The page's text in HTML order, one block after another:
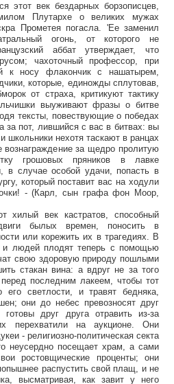
этот век бездарных борзописцев,
Плутархе о великих мужах
Прометея погасла. 'Ее заменил
огонь, от которого не
аббат утверждает, что
чахоточный профессор, при
к носу флакончик с нашатырем,
которые, единожды сплутовав,
от страха, критикуют тактику
выуживают фразы о битве
тексты, повествующие о победах
за пот, лившийся с вас в битвах: вы
школьники нехотя таскают в ранцах
вознаграждение за щедро пролитую
грошовых пряников в лавке
в случае особой удачи, попасть в
который поставит вас на ходули
- (Карл, сын графа фон Моор,
хилый век кастратов, способный
былых времен, поносить в
или корежить их в трагедиях. В
и людей плодят теперь с помощью
свою здоровую природу пошлыми
стакан вина: а вдруг не за того
последним лакеем, чтобы тот
светлости, и травят бедняка,
они до небес превозносят друг
друг друга отравить из-за
перехватили на аукционе. Они
- религиозно-политическая секта
неусердно посещает храм, а сами
ростовщические проценты; они
распустить свой плащ, и не
высматривая, как завит у него